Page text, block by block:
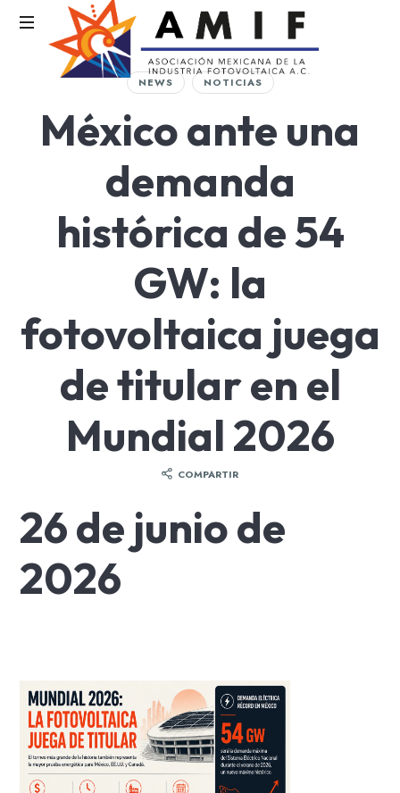
AMIF
Mexicana
de
Fotovoltaica
NEWS NOTICIAS
México ante una
demanda
histórica de 54
GW: la
fotovoltaica juega
de titular en el
Mundial 2026
COMPARTIR
26 de junio de
2026